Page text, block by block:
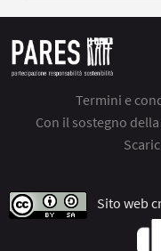
Termini e
Con il sostegno
Sito web